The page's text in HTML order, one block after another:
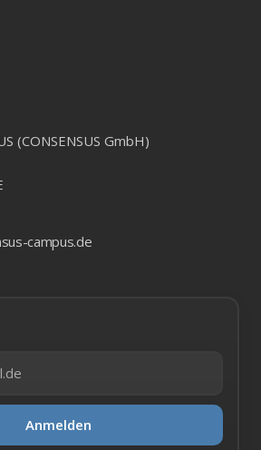
(CONSENSUS GmbH)
campus.de
Anmelden